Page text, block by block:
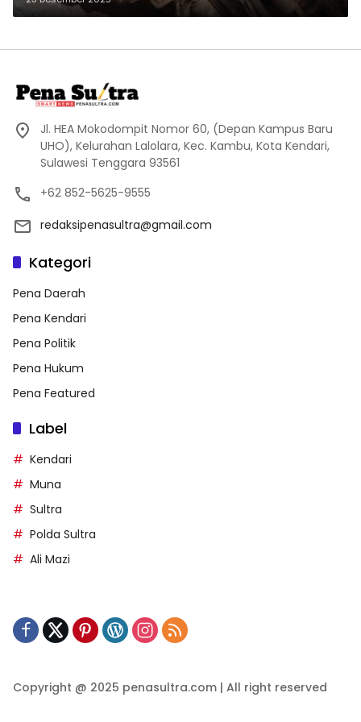
Jl. HEA Mokodompit Nomor 60, (Depan Kampus Baru
UHO), Kelurahan Lalolara, Kec. Kambu, Kota Kendari,
Sulawesi Tenggara 93561
+62 852-5625-9555
redaksipenasultra@gmail.com
Kategori
Pena Daerah
Pena Kendari
Pena Politik
Pena Hukum
Pena Featured
Label
Kendari
Muna
Sultra
Polda Sultra
Ali Mazi
Copyright @ 2025 penasultra.com | All right reserved